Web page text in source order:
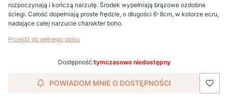
rozpoczynają i kończą narzutę. Środek wypełniają brązowe ozdobne
ściegi. Całość dopełniają proste frędzle, o długości 6-8cm, w kolorze ecru,
nadające całej narzucie charakter boho.
Przejdź do pełnego opisu
Dostępność:tymczasowo niedostępny
POWIADOM MNIE O DOSTĘPNOŚCI